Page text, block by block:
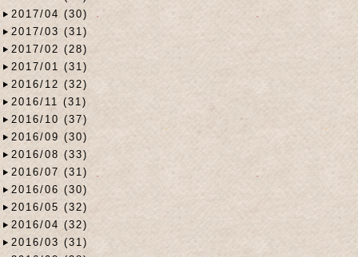
2017/04 (30)
2017/03 (31)
2017/02 (28)
2017/01 (31)
2016/12 (32)
2016/11 (31)
2016/10 (37)
2016/09 (30)
2016/08 (33)
2016/07 (31)
2016/06 (30)
2016/05 (32)
2016/04 (32)
2016/03 (31)